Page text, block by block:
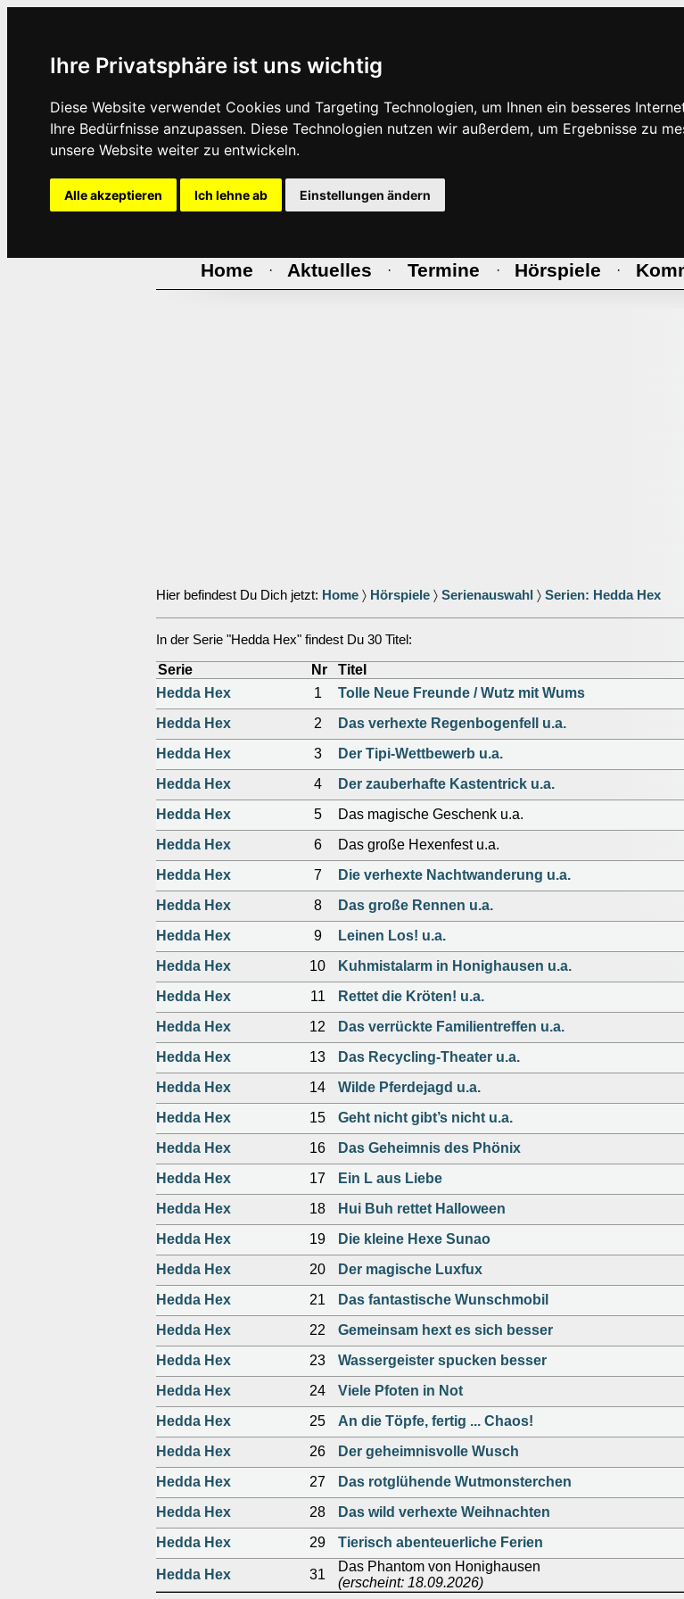
Ihre Privatsphäre ist uns wichtig
Diese Website verwendet Cookies und Targeting Technologien, um Ihnen ein besseres
Ihre Bedürfnisse anzupassen. Diese Technologien nutzen wir außerdem, um Ergebnisse zu
unsere Website weiter zu entwickeln.
Alle akzeptieren Ich lehne ab Einstellungen ändern
Home · Aktuelles · Termine · Hörspiele ·
Hier befindest Du Dich jetzt: Home 〉 Hörspiele 〉 Serienauswahl 〉 Serien: Hedda Hex
In der Serie "Hedda Hex" findest Du 30 Titel:
Serie Nr Titel
Hedda Hex
1 Tolle Neue Freunde / Wutz mit Wums
Hedda Hex
2 Das verhexte Regenbogenfell u.a.
Hedda Hex
3 Der Tipi-Wettbewerb u.a.
Hedda Hex
4 Der zauberhafte Kastentrick u.a.
Hedda Hex
5 Das magische Geschenk u.a.
Hedda Hex
6 Das große Hexenfest u.a.
Hedda Hex
7 Die verhexte Nachtwanderung u.a.
Hedda Hex
8 Das große Rennen u.a.
Hedda Hex
9 Leinen Los! u.a.
Hedda Hex
10 Kuhmistalarm in Honighausen u.a.
Hedda Hex
11 Rettet die Kröten! u.a.
Hedda Hex
12 Das verrückte Familientreffen u.a.
Hedda Hex
13 Das Recycling-Theater u.a.
Hedda Hex
14 Wilde Pferdejagd u.a.
Hedda Hex
15 Geht nicht gibt’s nicht u.a.
Hedda Hex
16 Das Geheimnis des Phönix
Hedda Hex
17 Ein L aus Liebe
Hedda Hex
18 Hui Buh rettet Halloween
Hedda Hex
19 Die kleine Hexe Sunao
Hedda Hex
20 Der magische Luxfux
Hedda Hex
21 Das fantastische Wunschmobil
Hedda Hex
22 Gemeinsam hext es sich besser
Hedda Hex
23 Wassergeister spucken besser
Hedda Hex
24 Viele Pfoten in Not
Hedda Hex
25 An die Töpfe, fertig ... Chaos!
Hedda Hex
26 Der geheimnisvolle Wusch
Hedda Hex
27 Das rotglühende Wutmonsterchen
Hedda Hex
28 Das wild verhexte Weihnachten
Hedda Hex
29 Tierisch abenteuerliche Ferien
Hedda Hex 31
Das Phantom von Honighausen
(erscheint: 18.09.2026)